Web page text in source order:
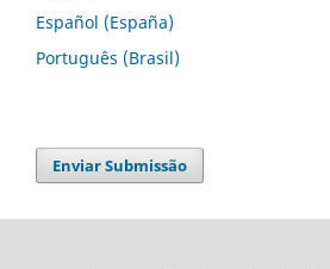
Español (España)
Português (Brasil)
Enviar Submissão